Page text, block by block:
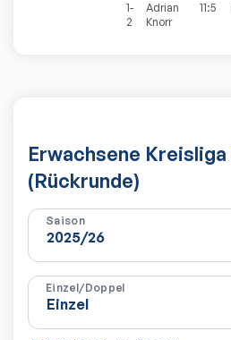
1-
2
Adrian
Knorr
11:5
Erwachsene Kreisliga
(Rückrunde)
Saison
Einzel/Doppel